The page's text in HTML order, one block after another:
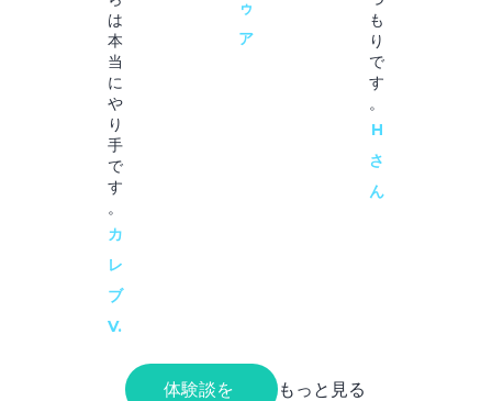
は
本
当
に
や
り
手
で
す
。
カ
レ
ブ
V.
ゥ
ア
も
り
で
す
。
H
さ
ん
体験談を もっと見る